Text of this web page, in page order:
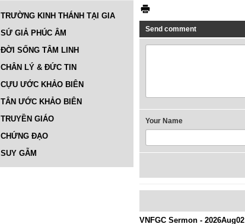
TRƯỜNG KINH THÁNH TẠI GIA
SỨ GIẢ PHÚC ÂM
ĐỜI SỐNG TÂM LINH
CHÂN LÝ & ĐỨC TIN
CỰU ƯỚC KHẢO BIÊN
TÂN ƯỚC KHẢO BIÊN
TRUYỀN GIÁO
CHỨNG ĐẠO
SUY GẪM
Send comment
Your Name
VNFGC Sermon - 2026Aug02